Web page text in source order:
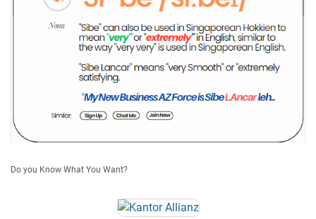
Do you Know What You Want?